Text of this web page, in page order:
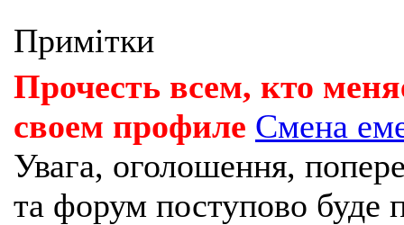
Примітки
Прочесть всем, кто
своем профиле Смена
Увага, оголошення,
та форум поступово буде